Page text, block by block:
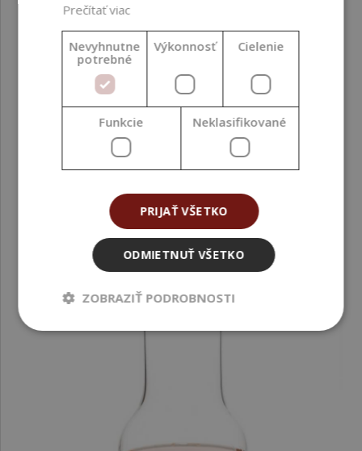
Koenzým Q10, tekutý, 10 ml
3,14 €
(314,00 € / l)
Prečítať viac
Nevyhnutne
potrebné
Výkonnosť Cielenie
Funkcie Neklasifikované
PRIJAŤ VŠETKO
ODMIETNUŤ VŠETKO
ZOBRAZIŤ PODROBNOSTI